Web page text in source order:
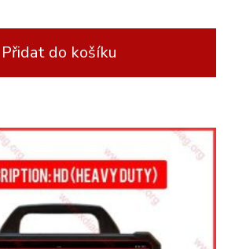
Přidat do košíku